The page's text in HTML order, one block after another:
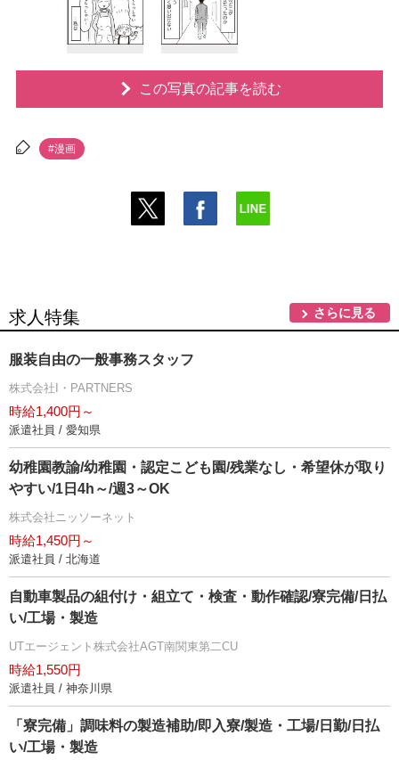
この写真の記事を読む
#漫画
求人特集 さらに見る
服装自由の一般事務スタッフ
株式会社I・PARTNERS
時給1,400円～
派遣社員 / 愛知県
幼稚園教諭/幼稚園・認定こども園/残業なし・希望休が取り
すい/1日4h～/週3～OK
株式会社ニッソーネット
時給1,450円～
派遣社員 / 北海道
自動車製品の組付け・組立て・検査・動作確認/寮完備/日払
い/工場・製造
UTエージェント株式会社AGT南関東第二CU
時給1,550円
派遣社員 / 神奈川県
「寮完備」調味料の製造補助/即入寮/製造・工場/日勤/日払
い/工場・製造